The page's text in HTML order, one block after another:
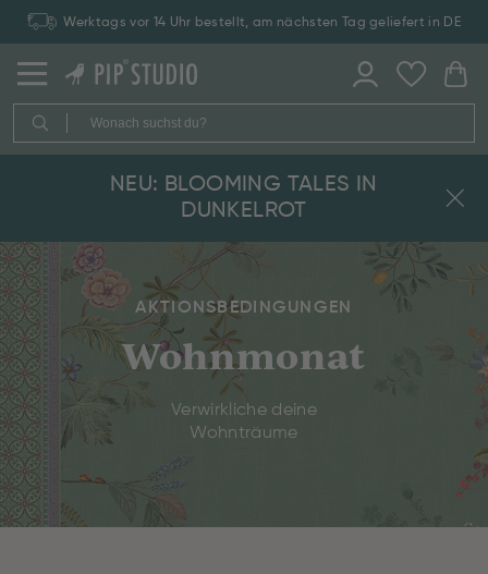
Werktags vor 14 Uhr bestellt, am nächsten Tag geliefert in DE
NEU: BLOOMING TALES IN
DUNKELROT
AKTIONSBEDINGUNGEN
Wohnmonat
Verwirkliche deine
Wohnträume